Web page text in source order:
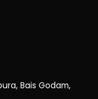
Bais Godam,